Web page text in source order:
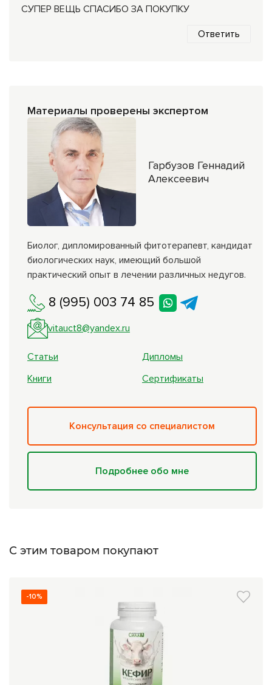
СУПЕР ВЕЩЬ СПАСИБО ЗА ПОКУПКУ
Ответить
Материалы проверены экспертом
Биолог, дипломированный фитотерапевт, кандидат
биологических наук, имеющий большой
практический опыт в лечении различных недугов.
8 (995) 003 74 85
vitauct8@yandex.ru
Статьи
Дипломы
Книги
Сертификаты
Консультация со специалистом
Подробнее обо мне
Гарбузов Геннадий
Алексеевич
С этим товаром покупают
-10%